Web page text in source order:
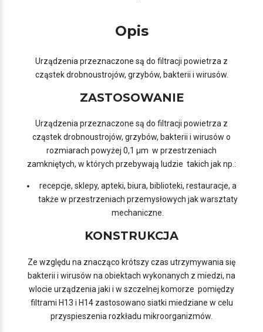
Opis
Urządzenia przeznaczone są do filtracji powietrza z
cząstek drobnoustrojów, grzybów, bakterii i wirusów.
ZASTOSOWANIE
Urządzenia przeznaczone są do filtracji powietrza z
cząstek drobnoustrojów, grzybów, bakterii i wirusów o
rozmiarach powyżej 0,1 µm w przestrzeniach
zamkniętych, w których przebywają ludzie takich jak np.:
recepcje, sklepy, apteki, biura, biblioteki, restauracje, a
także w przestrzeniach przemysłowych jak warsztaty
mechaniczne.
KONSTRUKCJA
Ze względu na znacząco krótszy czas utrzymywania się
bakterii i wirusów na obiektach wykonanych z miedzi, na
wlocie urządzenia jaki i w szczelnej komorze pomiędzy
filtrami H13 i H14 zastosowano siatki miedziane w celu
przyspieszenia rozkładu mikroorganizmów.